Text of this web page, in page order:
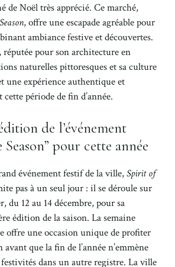
de Noël très apprécié. Ce marché,
, offre une escapade agréable pour
ambiance festive et découvertes.
pour son architecture en
naturelles pittoresques et sa culture
une expérience authentique et
période de fin d’année.
de l’événement
pour cette année
événement festif de la ville,Spirit of
pas à un seul jour : il se déroule sur
du 12 au 14 décembre, pour sa
édition de la saison. La semaine
offre une occasion unique de profiter
que la fin de l’année n’emmène
festivités dans un autre registre. La ville